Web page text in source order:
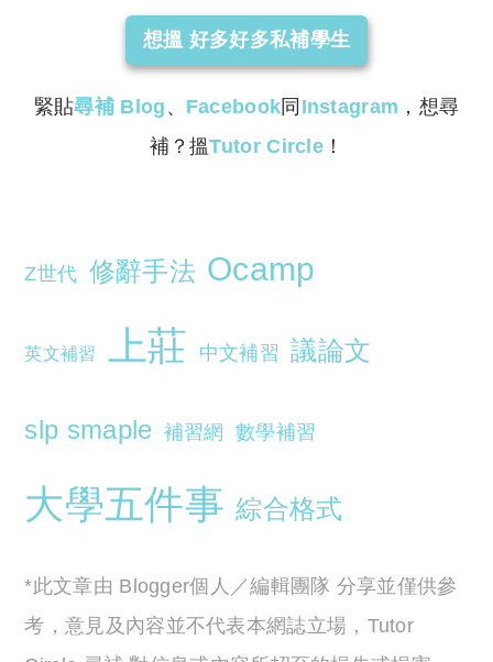
想搵 好多好多私補學生
緊貼尋補 Blog 、 Facebook 同 Instagram ，想尋
補？搵Tutor Circle ！
Z世代 修辭手法 Ocamp
英文補習 上莊 中文補習 議論文
slp smaple 補習網 數學補習
大學五件事 綜合格式
*此文章由 Blogger個人／編輯團隊 分享並僅供參
考，意見及內容並不代表本網誌立場，Tutor